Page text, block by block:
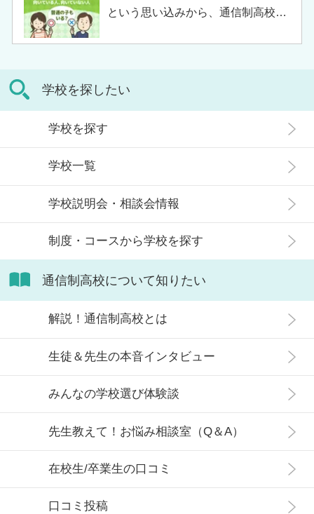
ます。
は決してありません。通信制高校で
の記事では、通信制高校に行くこと
せた高校選びについて解説します。
という思い込みから、通信制高校へ
生徒」などが通う学校という、先入
観がある人もいるかもしれません。
増加傾向にあり、さまざまな生徒が
在籍しています。 この記事では、通
信制高校にはどのような生徒が通っ
ているかや、通信制高校に向いてい
ます。
学校を探したい
学校を探す
学校一覧
学校説明会・相談会情報
制度・コースから学校を探す
通信制高校について知りたい
解説！通信制高校とは
生徒＆先生の本音インタビュー
みんなの学校選び体験談
先生教えて！お悩み相談室（Q＆A）
在校生/卒業生の口コミ
口コミ投稿